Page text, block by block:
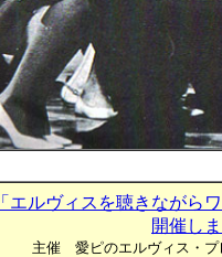
「エルヴィスを聴きながら
開催し
主催 愛ピのエルヴィス・